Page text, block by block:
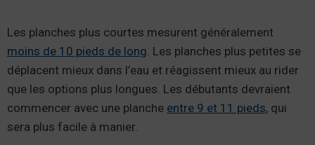
Les planches plus courtes mesurent généralement
moins de 10 pieds de long. Les planches plus petites se
déplacent mieux dans l’eau et réagissent mieux au rider
que les options plus longues. Les débutants devraient
commencer avec une planche entre 9 et 11 pieds, qui
sera plus facile à manier.